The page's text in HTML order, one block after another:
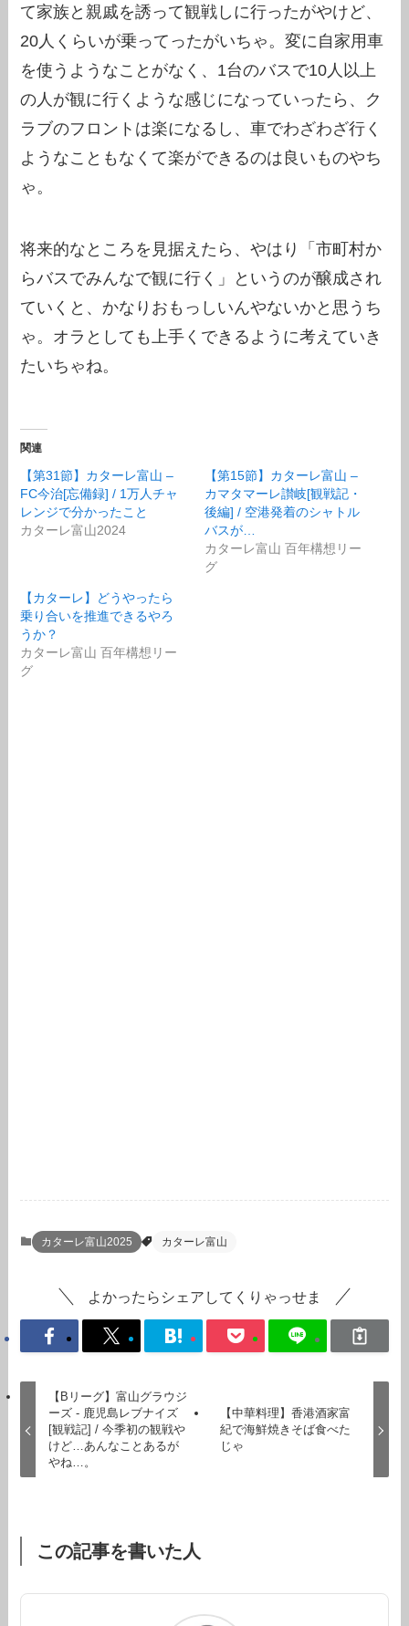
て家族と親戚を誘って観戦しに行ったがやけど、
20人くらいが乗ってったがいちゃ。変に自家用車
を使うようなことがなく、1台のバスで10人以上
の人が観に行くような感じになっていったら、ク
ラブのフロントは楽になるし、車でわざわざ行く
ようなこともなくて楽ができるのは良いものやち
ゃ。
将来的なところを見据えたら、やはり「市町村か
らバスでみんなで観に行く」というのが醸成され
ていくと、かなりおもっしいんやないかと思うち
ゃ。オラとしても上手くできるように考えていき
たいちゃね。
関連
【第31節】カターレ富山 –
FC今治[忘備録] / 1万人チャ
レンジで分かったこと
カターレ富山2024
【第15節】カターレ富山 –
カマタマーレ讃岐[観戦記・
後編] / 空港発着のシャトル
バスが…
カターレ富山 百年構想リー
グ
【カターレ】どうやったら
乗り合いを推進できるやろ
うか？
カターレ富山 百年構想リー
グ
カターレ富山2025 カターレ富山
よかったらシェアしてくりゃっせま
【Bリーグ】富山グラウジ
ーズ - 鹿児島レブナイズ
[観戦記] / 今季初の観戦や
けど…あんなことあるが
やね…。
【中華料理】香港酒家富
紀で海鮮焼きそば食べた
じゃ
この記事を書いた人